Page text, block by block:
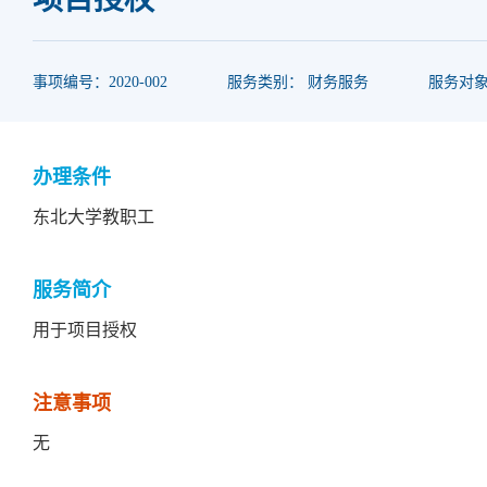
事项编号：2020-002 服务类别： 财务服务 服务对
办理条件
东北大学教职工
服务简介
用于项目授权
注意事项
无